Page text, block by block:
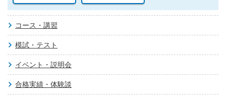
コース・講習
模試・テスト
イベント・説明会
合格実績・体験談